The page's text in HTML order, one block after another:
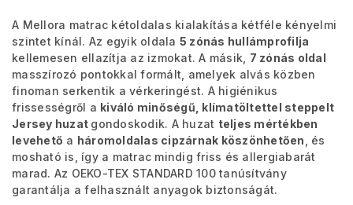
A Mellora matrac kétoldalas kialakítása kétféle kényelmi
szintet kínál. Az egyik oldala 5 zónás hullámprofilja
kellemesen ellazítja az izmokat. A másik, 7 zónás oldal
masszírozó pontokkal formált, amelyek alvás közben
finoman serkentik a vérkeringést. A higiénikus
frissességről a kiváló minőségű, klímatöltettel steppelt
Jersey huzat gondoskodik. A huzat teljes mértékben
levehető a háromoldalas cipzárnak köszönhetően , és
mosható is, így a matrac mindig friss és allergiabarát
marad. Az OEKO-TEX STANDARD 100 tanúsítvány
garantálja a felhasznált anyagok biztonságát.